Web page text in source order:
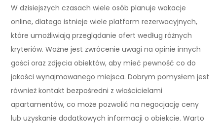
W dzisiejszych czasach wiele osób planuje wakacje
online, dlatego istnieje wiele platform rezerwacyjnych,
które umożliwiają przeglądanie ofert według różnych
kryteriów. Ważne jest zwrócenie uwagi na opinie innych
gości oraz zdjęcia obiektów, aby mieć pewność co do
jakości wynajmowanego miejsca. Dobrym pomysłem jest
również kontakt bezpośredni z właścicielami
apartamentów, co może pozwolić na negocjację ceny
lub uzyskanie dodatkowych informacji o obiekcie. Warto